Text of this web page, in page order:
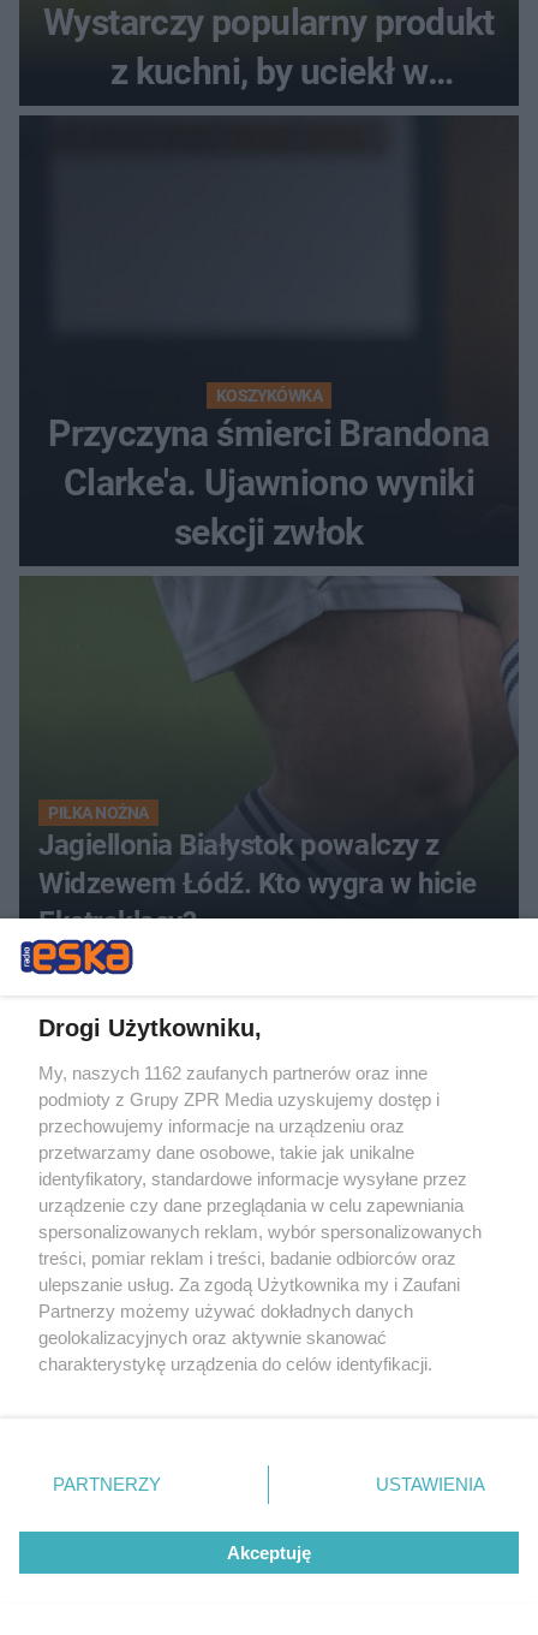
Wystarczy popularny produkt
z kuchni, by uciekł w
popłochu
KOSZYKÓWKA
Przyczyna śmierci Brandona
Clarke'a. Ujawniono wyniki
sekcji zwłok
PIŁKA NOŻNA
Jagiellonia Białystok powalczy z
Widzewem Łódź. Kto wygra w hicie
Ekstraklasy?
POLSKI SIATKARZ
Jakub Kochanowski ujawnia z kim
spotyka się Tomasz Fornal. Te słowa
to absolutny hit
Drogi Użytkowniku,
My, naszych 1162 zaufanych partnerów oraz inne
podmioty z Grupy ZPR Media uzyskujemy dostęp i
przechowujemy informacje na urządzeniu oraz
przetwarzamy dane osobowe, takie jak unikalne
identyfikatory, standardowe informacje wysyłane przez
urządzenie czy dane przeglądania w celu zapewniania
spersonalizowanych reklam, wybór spersonalizowanych
treści, pomiar reklam i treści, badanie odbiorców oraz
ulepszanie usług. Za zgodą Użytkownika my i Zaufani
Partnerzy możemy używać dokładnych danych
geolokalizacyjnych oraz aktywnie skanować
charakterystykę urządzenia do celów identyfikacji.
zmienić/wycofać klikając przycisk ustawień prywatności
znajdujący się w lewym dolnym rogu strony
rodzaje przetwarzania danych nie wymagają zgody
użytkownika, ale masz prawo sprzeciwić się takiemu
przetwarzaniu. Preferencje będą miały zastosowanie tylko
PARTNERZY USTAWIENIA
Akceptuję